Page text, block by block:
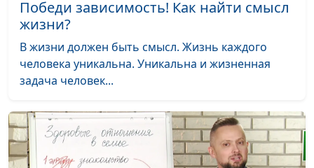
Мария Вачева,
Малова,
предприниматель
Путь к благополучию.
Досуг и благополучие
психолог, бизнес-
тренер, Евгений
Скрипников,
священнослужитель;
Победи зависимость! Как найти смысл
жизни?
В жизни должен быть смысл. Жизнь каждого
человека уникальна. Уникальна и жизненная
задача человек...